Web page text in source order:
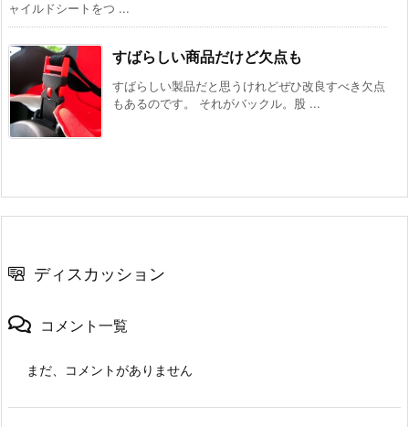
ャイルドシートをつ ...
すばらしい商品だけど欠点も
すばらしい製品だと思うけれどぜひ改良すべき欠点
もあるのです。 それがバックル。股 ...
ディスカッション
コメント一覧
まだ、コメントがありません